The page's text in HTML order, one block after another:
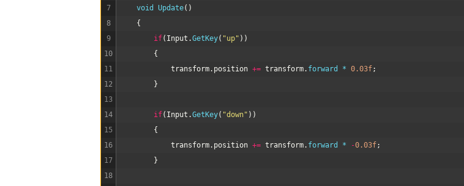
7
8
9
10
11
12
13
14
15
16
17
18
void Update( )
{
if( Input .GetKey( "up" ) )
{
transform. position += transform. forward * 0.03f;
}
if( Input .GetKey( "down" ) )
{
transform. position += transform. forward * -0.03f;
}